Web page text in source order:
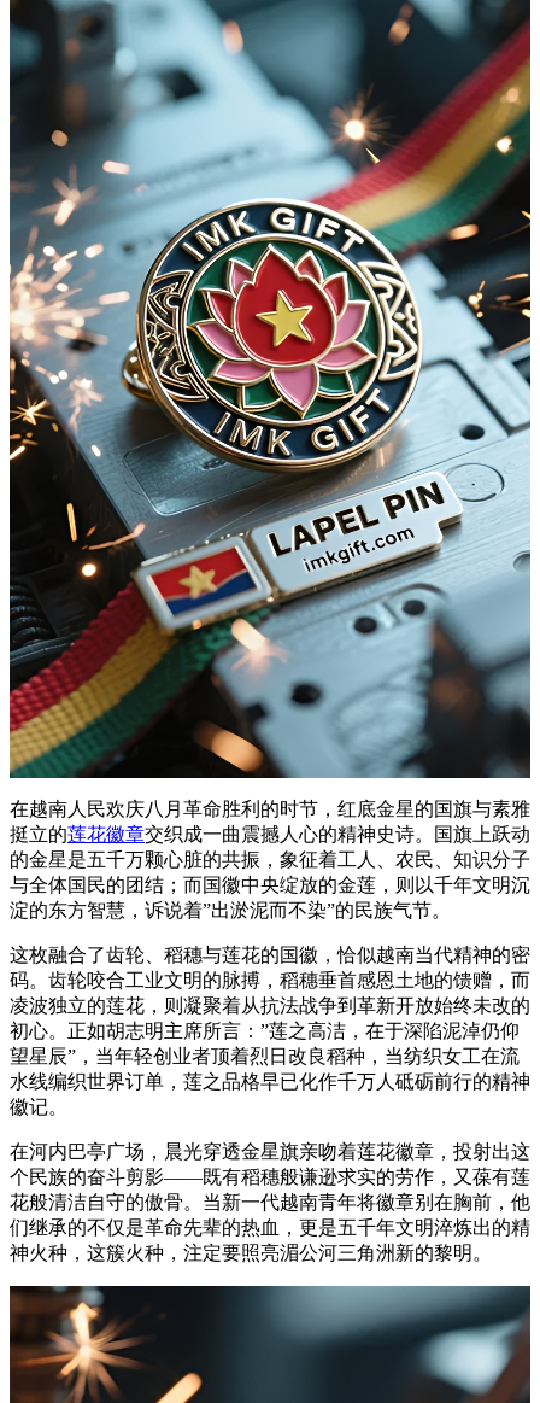
在越南人民欢庆八月革命胜利的时节，红底金星的国旗与素雅
挺立的莲花徽章交织成一曲震撼人心的精神史诗。国旗上跃动
的金星是五千万颗心脏的共振，象征着工人、农民、知识分子
与全体国民的团结；而国徽中央绽放的金莲，则以千年文明沉
淀的东方智慧，诉说着”出淤泥而不染”的民族气节。
这枚融合了齿轮、稻穗与莲花的国徽，恰似越南当代精神的密
码。齿轮咬合工业文明的脉搏，稻穗垂首感恩土地的馈赠，而
凌波独立的莲花，则凝聚着从抗法战争到革新开放始终未改的
初心。正如胡志明主席所言：”莲之高洁，在于深陷泥淖仍仰
望星辰”，当年轻创业者顶着烈日改良稻种，当纺织女工在流
水线编织世界订单，莲之品格早已化作千万人砥砺前行的精神
徽记。
在河内巴亭广场，晨光穿透金星旗亲吻着莲花徽章，投射出这
个民族的奋斗剪影——既有稻穗般谦逊求实的劳作，又葆有莲
花般清洁自守的傲骨。当新一代越南青年将徽章别在胸前，他
们继承的不仅是革命先辈的热血，更是五千年文明淬炼出的精
神火种，这簇火种，注定要照亮湄公河三角洲新的黎明。